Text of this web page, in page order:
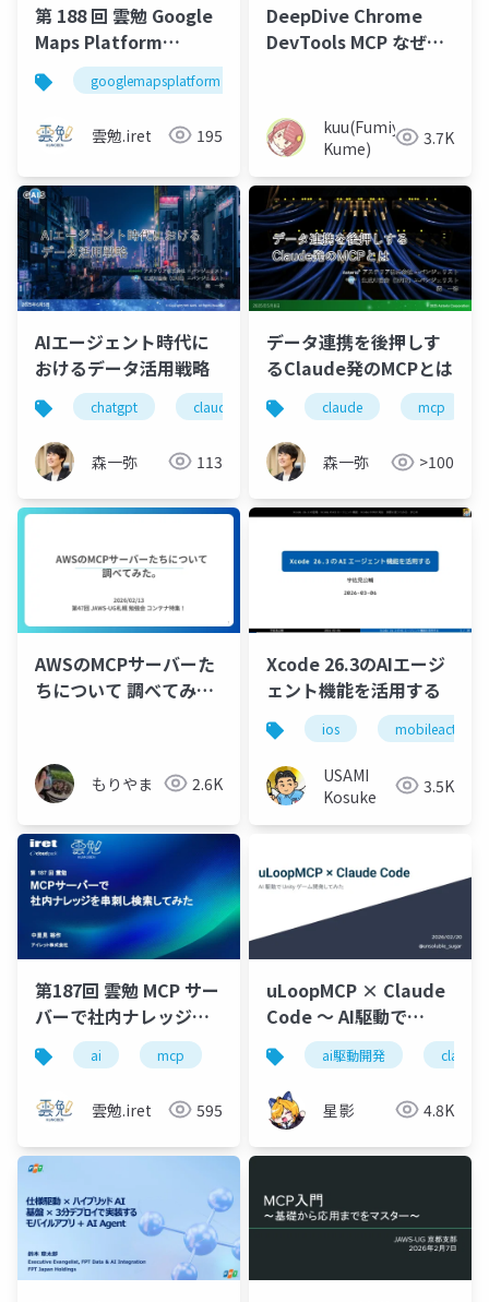
第 188 回 雲勉 Google
Maps Platform
Grounding Lite の特徴
を解説
googlemapsplatform
雲勉.iret 195
DeepDive Chrome
DevTools MCP なぜこ
kuu(Fumiya
Kume)
3.7K
AIエージェント時代に
おけるデータ活用戦略
chatgpt claude gemini perplexity
森一弥 113
データ連携を後押しす
るClaude発のMCPとは
claude mcp
森一弥 >100
AWSのMCPサーバーた
ちについて 調べてみ
もりやま 2.6K
Xcode 26.3のAIエージ
ェント機能を活用する
ios mobileact
USAMI
Kosuke
3.5K
第187回 雲勉 MCP サー
バーで社内ナレッジを
串刺し検索してみた
ai mcp gemini geminicli
雲勉.iret 595
uLoopMCP × Claude
Code 〜 AI駆動で
Unityゲーム開発してみ
た
ai駆動開発 claude
星影 4.8K